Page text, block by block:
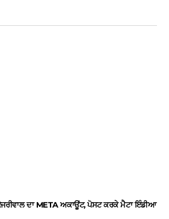
ਦਾ META ਅਕਾਊਂਟ, ਪੋਸਟ ਕਰਕੇ ਮੈਟਾ ਇੰਡੀਆ